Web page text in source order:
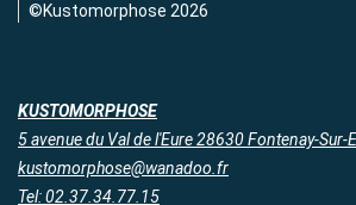
©Kustomorphose 2026
KUSTOMORPHOSE
5 avenue du Val de l'Eure 28630 Fontenay-Sur-
kustomorphose@wanadoo.fr
Tel: 02.37.34.77.15